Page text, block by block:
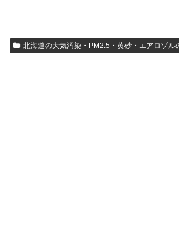
北海道の大気汚染・PM2.5・黄砂・エアロゾル